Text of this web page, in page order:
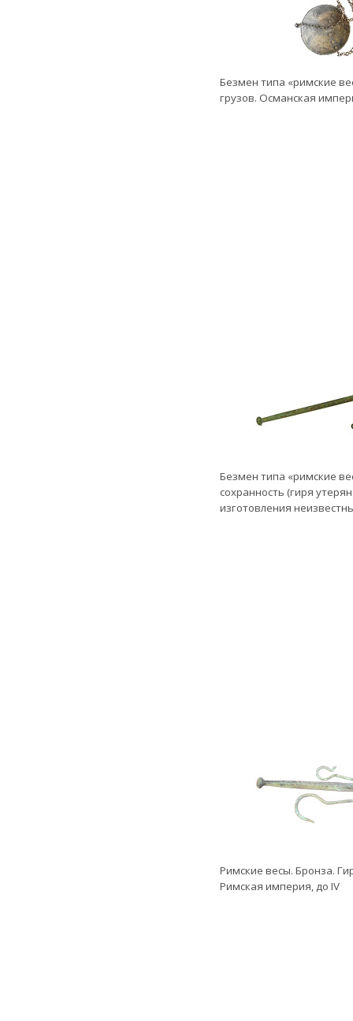
Безмен типа «римские
грузов. Османская
Безмен типа «римские
сохранность (гиря
изготовления
Римские весы. Бронза.
Римская империя, до IV